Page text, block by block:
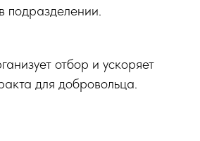
подразделении.
отбор и ускоряет
для добровольца.